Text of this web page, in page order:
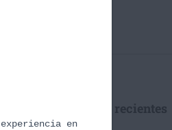
Entradas recientes
en